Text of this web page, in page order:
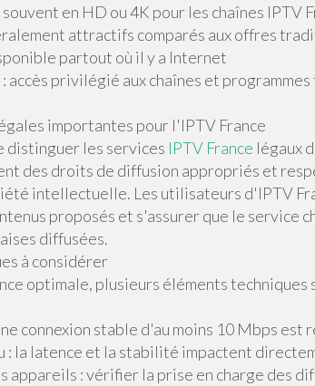
en HD ou 4K pour les chaînes IPTV
attractifs comparés aux offres
partout où il y a Internet
accès privilégié aux chaînes et programmes
importantes pour l'IPTV France
distinguer les services IPTV France légaux
des droits de diffusion appropriés et
intellectuelle. Les utilisateurs d'IPTV
proposés et s'assurer que le service
diffusées.
à considérer
optimale, plusieurs éléments techniques
connexion stable d'au moins 10 Mbps est
: la latence et la stabilité impactent
appareils : vérifier la prise en charge des